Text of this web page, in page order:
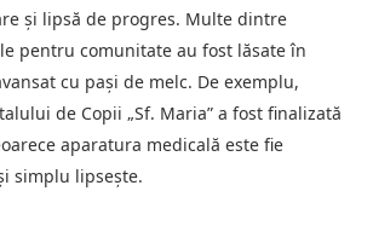
și lipsă de progres. Multe dintre
pentru comunitate au fost lăsate în
cu pași de melc. De exemplu,
de Copii „Sf. Maria” a fost finalizată
aparatura medicală este fie
simplu lipsește.